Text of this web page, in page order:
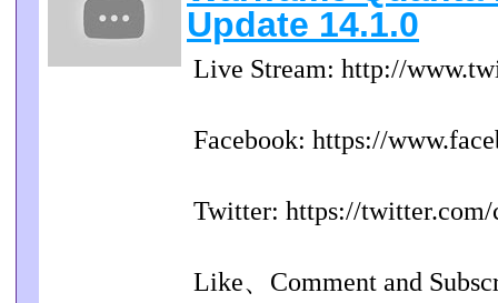
Update 14.1.0
Live Stream: http://
Facebook: https://
Twitter: https://twitter.com/
Like、Comment and